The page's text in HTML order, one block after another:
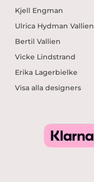
Kjell Engman
Ulrica Hydman Vallien
Bertil Vallien
Vicke Lindstrand
Erika Lagerbielke
Visa alla designers